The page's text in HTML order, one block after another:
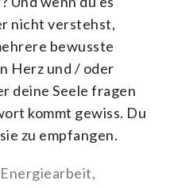
nicht verstehst,
bewusste
Herz und / oder
deine Seele fragen
kommt gewiss. Du
zu empfangen.
Energiearbeit,